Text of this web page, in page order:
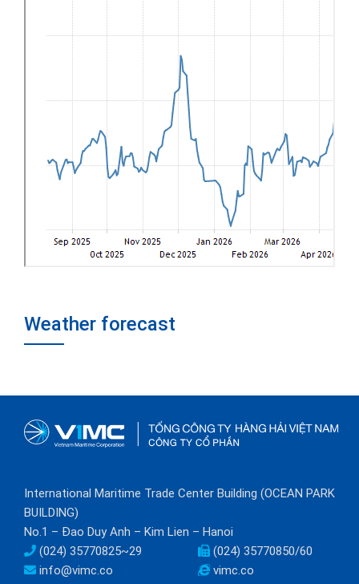
Weather forecast
International Maritime Trade Center Building (OCEAN PARK
BUILDING)
No.1 – Đao Duy Anh – Kim Lien – Hanoi
(024) 35770825~29
(024) 35770850/60
info@vimc.co
vimc.co